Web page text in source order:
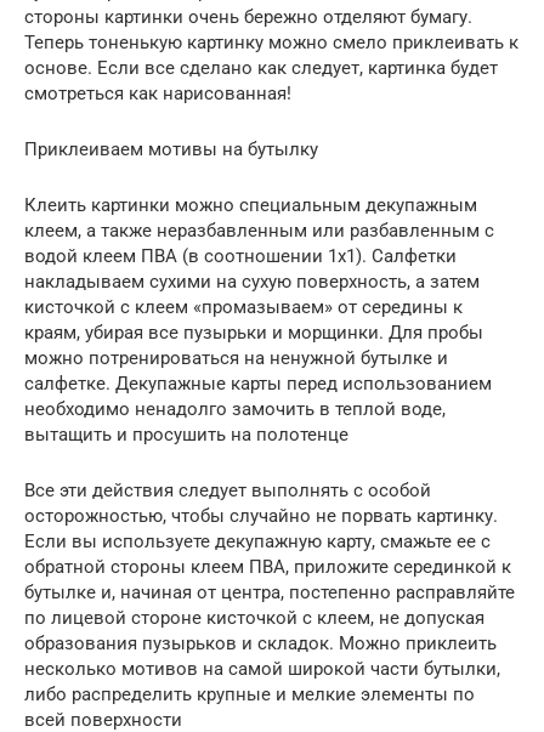
стороны картинки очень бережно отделяют бумагу.
Теперь тоненькую картинку можно смело приклеивать к
основе. Если все сделано как следует, картинка будет
смотреться как нарисованная!
Приклеиваем мотивы на бутылку
Клеить картинки можно специальным декупажным
клеем, а также неразбавленным или разбавленным с
водой клеем ПВА (в соотношении 1х1). Салфетки
накладываем сухими на сухую поверхность, а затем
кисточкой с клеем «промазываем» от середины к
краям, убирая все пузырьки и морщинки. Для пробы
можно потренироваться на ненужной бутылке и
салфетке. Декупажные карты перед использованием
необходимо ненадолго замочить в теплой воде,
вытащить и просушить на полотенце
Все эти действия следует выполнять с особой
осторожностью, чтобы случайно не порвать картинку.
Если вы используете декупажную карту, смажьте ее с
обратной стороны клеем ПВА, приложите серединкой к
бутылке и, начиная от центра, постепенно расправляйте
по лицевой стороне кисточкой с клеем, не допуская
образования пузырьков и складок. Можно приклеить
несколько мотивов на самой широкой части бутылки,
либо распределить крупные и мелкие элементы по
всей поверхности